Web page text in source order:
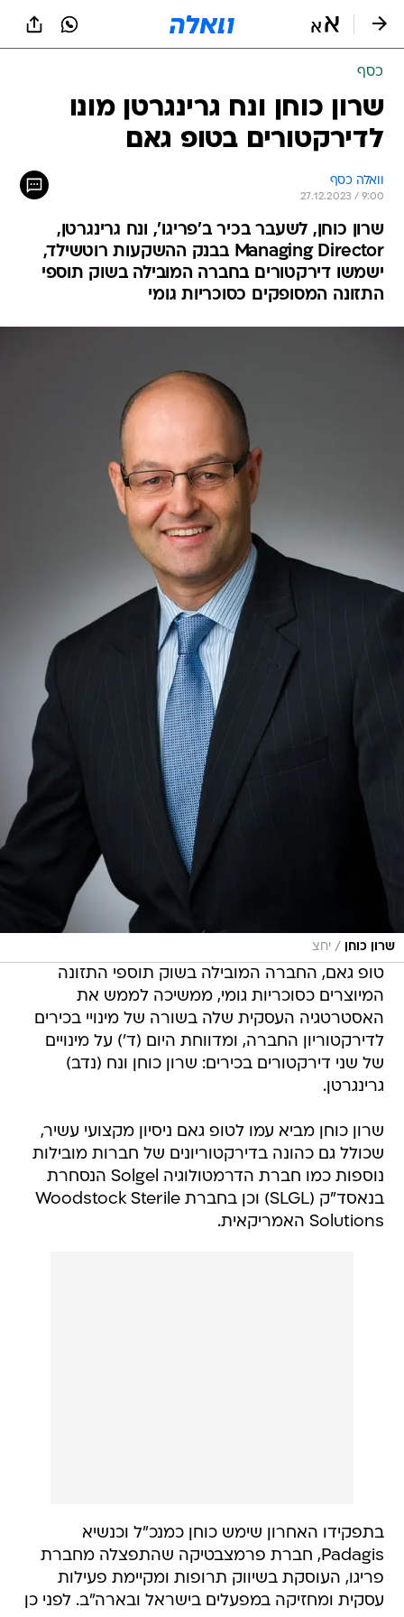
כסף
שרון כוחן ונח גרינגרטן מונו
לדירקטורים בטופ גאם
וואלה כסף
27.12.2023 / 9:00
שרון כוחן, לשעבר בכיר ב'פריגו', ונח גרינגרטן,
Managing Director בבנק ההשקעות רוטשילד,
ישמשו דירקטורים בחברה המובילה בשוק תוספי
התזונה המסופקים כסוכריות גומי
שרון כוחן / יחצ
טופ גאם, החברה המובילה בשוק תוספי התזונה
המיוצרים כסוכריות גומי, ממשיכה לממש את
האסטרטגיה העסקית שלה בשורה של מינויי בכירים
לדירקטוריון החברה, ומדווחת היום (ד') על מינויים
של שני דירקטורים בכירים: שרון כוחן ונח (נדב)
גרינגרטן.
שרון כוחן מביא עמו לטופ גאם ניסיון מקצועי עשיר,
שכולל גם כהונה בדירקטוריונים של חברות מובילות
נוספות כמו חברת הדרמטולוגיה Solgel הנסחרת
בנאסד"ק (SLGL) וכן בחברת Woodstock Sterile
Solutions האמריקאית.
בתפקידו האחרון שימש כוחן כמנכ"ל וכנשיא
Padagis, חברת פרמצבטיקה שהתפצלה מחברת
פריגו, העוסקת בשיווק תרופות ומקיימת פעילות
עסקית ומחזיקה במפעלים בישראל ובארה"ב. לפני כן